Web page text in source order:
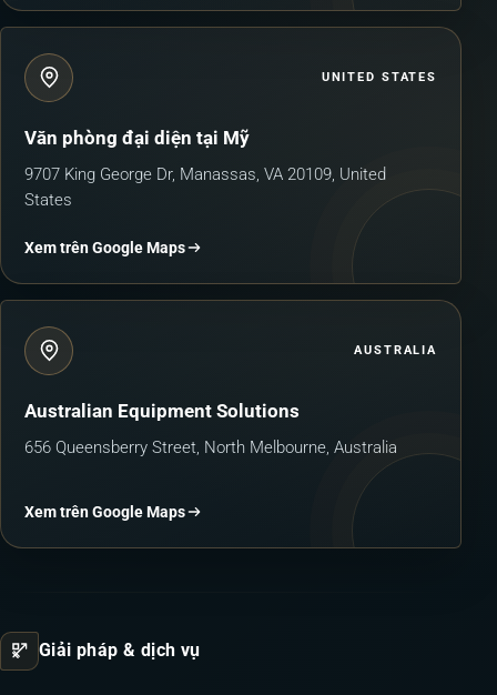
UNITED STATES
Văn phòng đại diện tại Mỹ
9707 King George Dr, Manassas, VA 20109, United
States
Xem trên Google Maps
AUSTRALIA
Australian Equipment Solutions
656 Queensberry Street, North Melbourne, Australia
Xem trên Google Maps
Giải pháp & dịch vụ